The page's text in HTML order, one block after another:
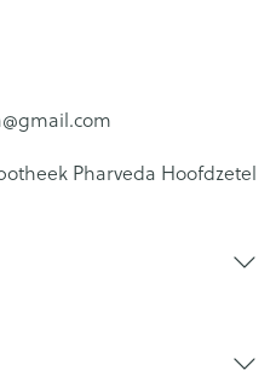
gmail.com
Pharveda Hoofdzetel